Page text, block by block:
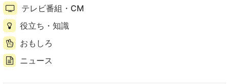
テレビ番組・CM
役立ち・知識
おもしろ
ニュース